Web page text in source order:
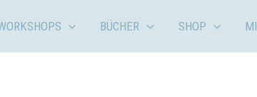
BÜCHER SHOP